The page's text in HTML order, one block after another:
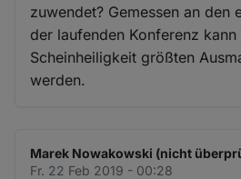
zuwendet? Gemessen an den
der laufenden Konferenz
Scheinheiligkeit größten
werden.
Marek Nowakowski (nicht
Fr. 22 Feb 2019 - 00:28